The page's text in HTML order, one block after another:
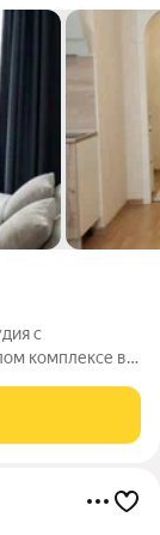
с
комплексе в
2021 года